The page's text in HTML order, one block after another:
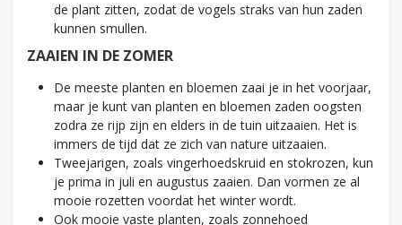
de plant zitten, zodat de vogels straks van hun zaden
kunnen smullen.
ZAAIEN IN DE ZOMER
De meeste planten en bloemen zaai je in het voorjaar,
maar je kunt van planten en bloemen zaden oogsten
zodra ze rijp zijn en elders in de tuin uitzaaien. Het is
immers de tijd dat ze zich van nature uitzaaien.
Tweejarigen, zoals vingerhoedskruid en stokrozen, kun
je prima in juli en augustus zaaien. Dan vormen ze al
mooie rozetten voordat het winter wordt.
Ook mooie vaste planten, zoals zonnehoed